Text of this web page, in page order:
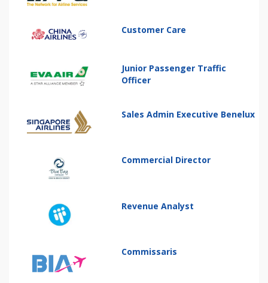
Customer Care
Junior Passenger Traffic
Officer
Sales Admin Executive Benelux
Commercial Director
Revenue Analyst
Commissaris